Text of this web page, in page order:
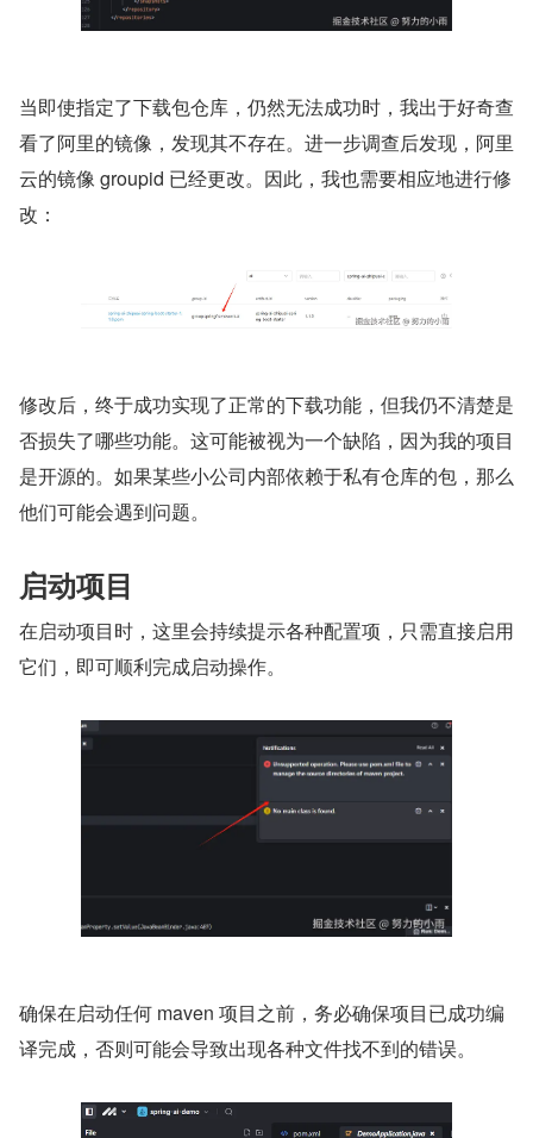
当即使指定了下载包仓库，仍然无法成功时，我出于好奇查
看了阿里的镜像，发现其不存在。进一步调查后发现，阿里
云的镜像 groupid 已经更改。因此，我也需要相应地进行修
改：
修改后，终于成功实现了正常的下载功能，但我仍不清楚是
否损失了哪些功能。这可能被视为一个缺陷，因为我的项目
是开源的。如果某些小公司内部依赖于私有仓库的包，那么
他们可能会遇到问题。
启动项目
在启动项目时，这里会持续提示各种配置项，只需直接启用
它们，即可顺利完成启动操作。
确保在启动任何 maven 项目之前，务必确保项目已成功编
译完成，否则可能会导致出现各种文件找不到的错误。